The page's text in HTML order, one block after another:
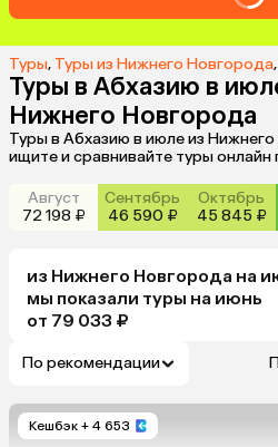
Туры, Туры из Нижнего Новгорода,
Туры в Абхазию в
Нижнего Новгорода
Туры в Абхазию в июле из
ищите и сравнивайте туры
Август
72 198 ₽
Сентябрь
46 590 ₽
Октябрь
45 845 ₽
из Нижнего Новгорода на
мы показали туры на июнь
от 79 033 ₽
По рекомендации
Кешбэк + 4 653